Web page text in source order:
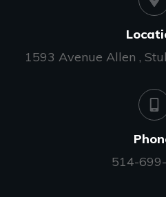
1593 Avenue Allen ,
514-